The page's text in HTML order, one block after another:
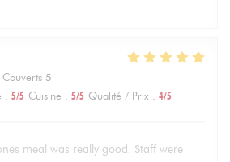
5
: 5/5 Cuisine : 5/5 Qualité / Prix : 4/5
meal was really good. Staff were